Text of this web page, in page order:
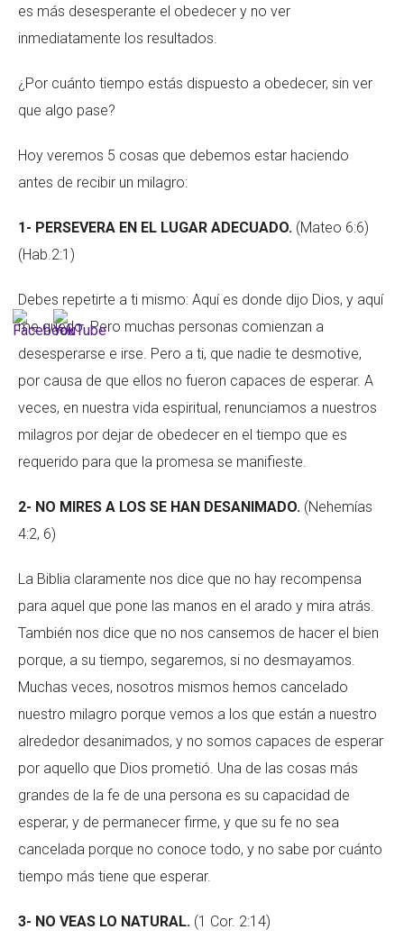
es más desesperante el obedecer y no ver
inmediatamente los resultados.
¿Por cuánto tiempo estás dispuesto a obedecer, sin ver
que algo pase?
Hoy veremos 5 cosas que debemos estar haciendo
antes de recibir un milagro:
1- PERSEVERA EN EL LUGAR ADECUADO. (Mateo 6:6)
(Hab.2:1)
Debes repetirte a ti mismo: Aquí es donde dijo Dios, y aquí
me quedo. Pero muchas personas comienzan a
desesperarse e irse. Pero a ti, que nadie te desmotive,
por causa de que ellos no fueron capaces de esperar. A
veces, en nuestra vida espiritual, renunciamos a nuestros
milagros por dejar de obedecer en el tiempo que es
requerido para que la promesa se manifieste.
2- NO MIRES A LOS SE HAN DESANIMADO. (Nehemías
4:2, 6)
La Biblia claramente nos dice que no hay recompensa
para aquel que pone las manos en el arado y mira atrás.
También nos dice que no nos cansemos de hacer el bien
porque, a su tiempo, segaremos, si no desmayamos.
Muchas veces, nosotros mismos hemos cancelado
nuestro milagro porque vemos a los que están a nuestro
alrededor desanimados, y no somos capaces de esperar
por aquello que Dios prometió. Una de las cosas más
grandes de la fe de una persona es su capacidad de
esperar, y de permanecer firme, y que su fe no sea
cancelada porque no conoce todo, y no sabe por cuánto
tiempo más tiene que esperar.
3- NO VEAS LO NATURAL. (1 Cor. 2:14)